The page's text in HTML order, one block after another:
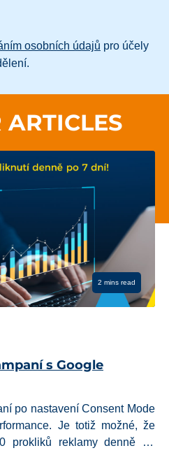
osobních údajů pro účely
Read More
Jak správně nastavit
zákona o ochraně
Provozujete e-shop nebo
pozor, od 6. ledna 2023